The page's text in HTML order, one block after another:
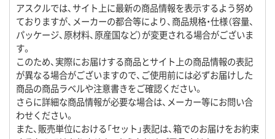
アスクルでは、サイト上に最新の商品情報を表示するよう努め
ておりますが、メーカーの都合等により、商品規格・仕様（容量、
パッケージ、原材料、原産国など）が変更される場合がございま
す。
このため、実際にお届けする商品とサイト上の商品情報の表記
が異なる場合がございますので、ご使用前には必ずお届けした
商品の商品ラベルや注意書きをご確認ください。
さらに詳細な商品情報が必要な場合は、メーカー等にお問い合
わせください。
また、販売単位における「セット」表記は、箱でのお届けをお約束